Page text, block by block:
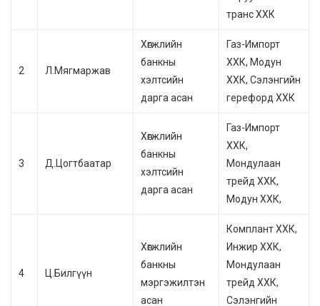
транс ХХК
2 Л.Мягмаржав
Хөгжлийн
банкны
хэлтсийн
дарга асан
Газ-Импорт
ХХК, Модун
ХХК, Сэлэнгийн
герефорд ХХК
3 Д.Цогтбаатар
Хөгжлийн
банкны
хэлтсийн
дарга асан
Газ-Импорт
ХХК,
Мондулаан
трейд ХХК,
Модун ХХК,
4 Ц.Билгүүн
Хөгжлийн
банкны
мэргэжилтэн
асан
Комплант ХХК,
Инжир ХХК,
Мондулаан
трейд ХХК,
Сэлэнгийн